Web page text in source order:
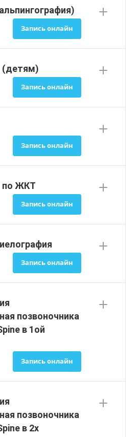
Запись онлайн
(детям)
Запись онлайн
Запись онлайн
по ЖКТ
Запись онлайн
Запись онлайн
позвоночника
в 1ой
Запись онлайн
позвоночника
в 2х